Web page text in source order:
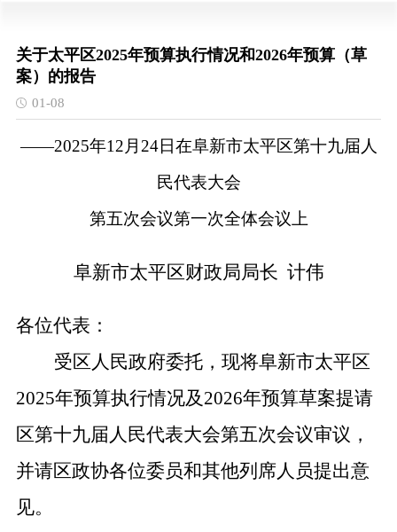
关于太平区2025年预算执行情况和2026年预算（草
案）的报告
01-08
——2025年12 月 24日在阜新市太平区第十九届人
民代表大会
第五次会议第一次全体会议 上
阜新市太平区财政局局长 计伟
各位代表：
受区人民政府委托，现将阜新市太平区
2025年预算执行情况及2026年预算草案提请
区第十九届人民代表大会第五次会议审议 ，
并请区政协各位委员和其他列席人员提出意
见。